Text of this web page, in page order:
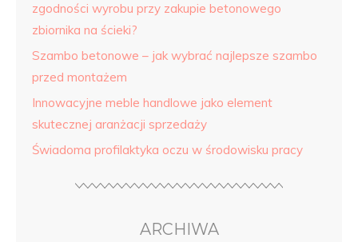
zgodności wyrobu przy zakupie betonowego
zbiornika na ścieki?
Szambo betonowe – jak wybrać najlepsze szambo
przed montażem
Innowacyjne meble handlowe jako element
skutecznej aranżacji sprzedaży
Świadoma profilaktyka oczu w środowisku pracy
ARCHIWA